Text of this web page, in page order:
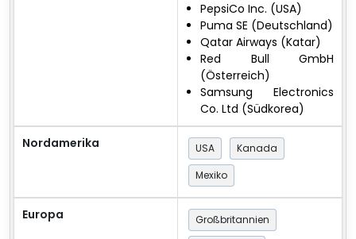
PepsiCo Inc. (USA)
Puma SE (Deutschland)
Qatar Airways (Katar)
Red Bull GmbH
(Österreich)
Samsung Electronics
Co. Ltd (Südkorea)
Nordamerika USA
Kanada
Mexiko
Europa
Großbritannien